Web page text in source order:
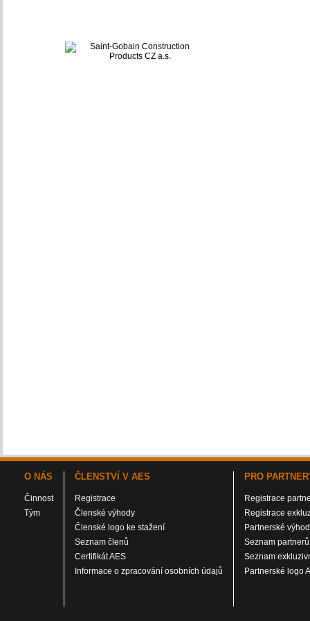
O NÁS
Činnost
Tým
ČLENSTVÍ V AES
Registrace
Členské výhody
Členské logo ke stažení
Seznam členů
Certifikát AES
Informace o zpracování osobních údajů
PRO
Registrace
Registrace
Partnerské
Seznam partnerů
Seznam
Partnerské logo